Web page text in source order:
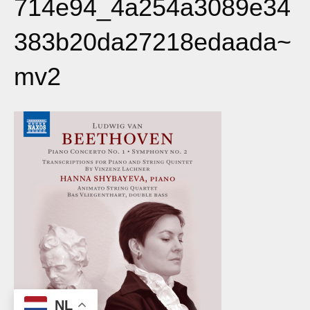
714e94_4a254a3089e34
383b20da27218edaada~
mv2
NL